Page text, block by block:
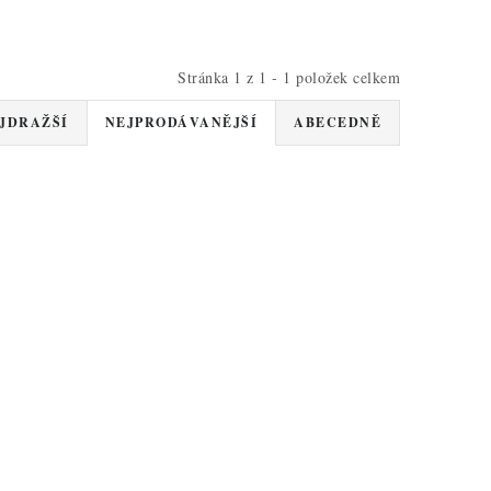
Stránka 1 z 1 - 1 položek celkem
NEJPRODÁVANĚJŠÍ ABECEDNĚ